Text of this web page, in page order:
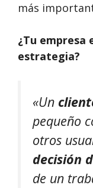
más
¿Tu empresa
estrategia?
«Un
pequeño
otros
decisión
de un